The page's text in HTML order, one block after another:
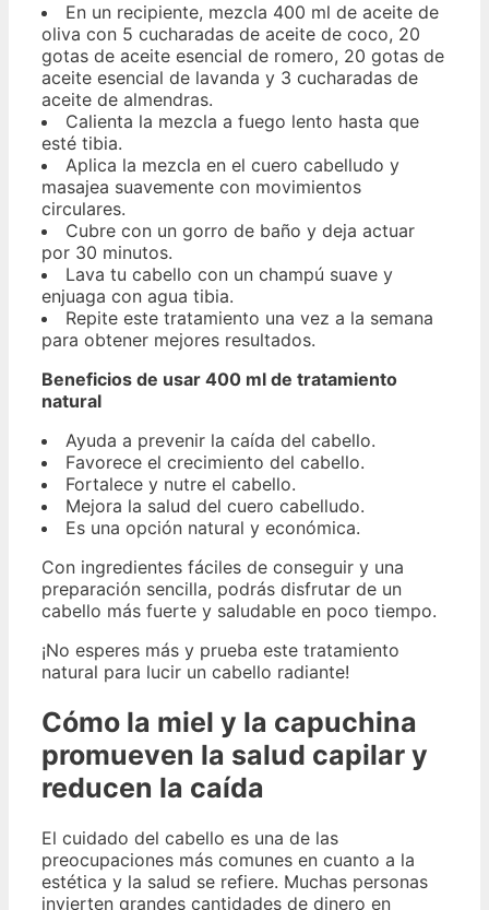
En un recipiente, mezcla 400 ml de aceite de
oliva con 5 cucharadas de aceite de coco, 20
gotas de aceite esencial de romero, 20 gotas de
aceite esencial de lavanda y 3 cucharadas de
aceite de almendras.
Calienta la mezcla a fuego lento hasta que
esté tibia.
Aplica la mezcla en el cuero cabelludo y
masajea suavemente con movimientos
circulares.
Cubre con un gorro de baño y deja actuar
por 30 minutos.
Lava tu cabello con un champú suave y
enjuaga con agua tibia.
Repite este tratamiento una vez a la semana
para obtener mejores resultados.
Beneficios de usar 400 ml de tratamiento
natural
Ayuda a prevenir la caída del cabello.
Favorece el crecimiento del cabello.
Fortalece y nutre el cabello.
Mejora la salud del cuero cabelludo.
Es una opción natural y económica.
Con ingredientes fáciles de conseguir y una
preparación sencilla, podrás disfrutar de un
cabello más fuerte y saludable en poco tiempo.
¡No esperes más y prueba este tratamiento
natural para lucir un cabello radiante!
Cómo la miel y la capuchina
promueven la salud capilar y
reducen la caída
El cuidado del cabello es una de las
preocupaciones más comunes en cuanto a la
estética y la salud se refiere. Muchas personas
invierten grandes cantidades de dinero en